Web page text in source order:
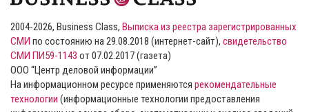
2004-2026, Business Class, Выписка из реестра зарегистрированных
СМИ по состоянию на 29.08.2018 (интернет-сайт), свидетельство
СМИ ПИ59-1143 от 07.02.2017 (газета)
ООО “Центр деловой информации”
На информационном ресурсе применяются рекомендательные
технологии (информационные технологии предоставления